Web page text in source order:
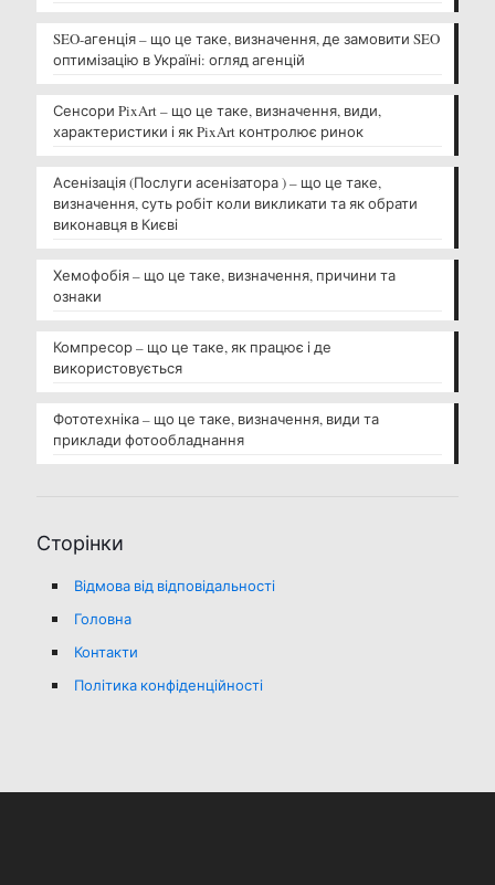
SEO-агенція – що це таке, визначення, де замовити SEO
оптимізацію в Україні: огляд агенцій
Сенсори PixArt – що це таке, визначення, види,
характеристики і як PixArt контролює ринок
Асенізація (Послуги асенізатора ) – що це таке,
визначення, суть робіт коли викликати та як обрати
виконавця в Києві
Хемофобія – що це таке, визначення, причини та
ознаки
Компресор – що це таке, як працює і де
використовується
Фототехніка – що це таке, визначення, види та
приклади фотообладнання
Сторінки
Відмова від відповідальності
Головна
Контакти
Політика конфіденційності